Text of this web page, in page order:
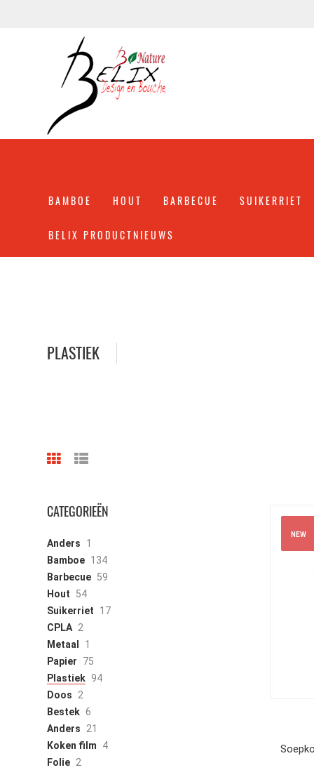
BAMBOE HOUT BARBECUE SUIKERRIET
BELIX PRODUCTNIEUWS
PLASTIEK
NEW
CATEGORIEËN
Anders
1
Bamboe 134
Barbecue 59
Hout
54
Suikerriet
17
CPLA 2
Metaal
1
Papier
75
Plastiek 94
Doos
2
Bestek 6
Anders
21
Koken film
4
Folie 2